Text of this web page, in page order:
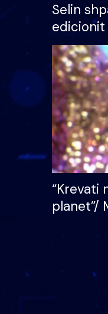
Selin
Brother
çmimin
mijë
“Krevati
planet”/